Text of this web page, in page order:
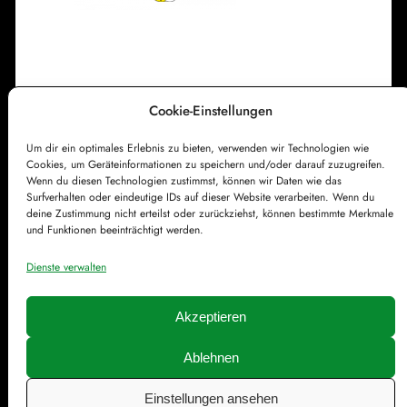
Cookie-Einstellungen
Um dir ein optimales Erlebnis zu bieten, verwenden wir Technologien wie
Cookies, um Geräteinformationen zu speichern und/oder darauf zuzugreifen.
Wenn du diesen Technologien zustimmst, können wir Daten wie das
Surfverhalten oder eindeutige IDs auf dieser Website verarbeiten. Wenn du
deine Zustimmung nicht erteilst oder zurückziehst, können bestimmte Merkmale
und Funktionen beeinträchtigt werden.
Dienste verwalten
Akzeptieren
Ablehnen
Einstellungen ansehen
a
h
e
Datenschutzerklärung
Cookie-Richtlinie (EU)Kontakt
© Färddfoddos.de | Gestaltet mit